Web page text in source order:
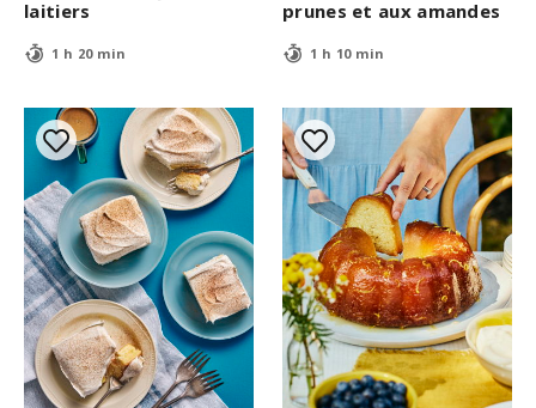
laitiers
1 h 20 min
prunes et aux amandes
1 h 10 min